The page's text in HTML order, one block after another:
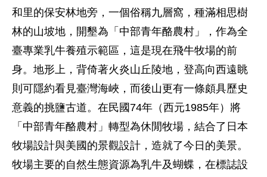
和里的保安林地旁，一個俗稱九層窩，種滿相思樹
林的山坡地，開墾為「中部青年酪農村」，作為全
臺專業乳牛養殖示範區，這是現在飛牛牧場的前
身。地形上，背倚著火炎山丘陵地，登高向西遠眺
則可隱約看見臺灣海峽，而後山更有一條頗具歷史
意義的挑鹽古道。在民國74年（西元1985年）將
「中部青年酪農村」轉型為休閒牧場，結合了日本
牧場設計與美國的景觀設計，造就了今日的美景。
牧場主要的自然生態資源為乳牛及蝴蝶，在標誌設